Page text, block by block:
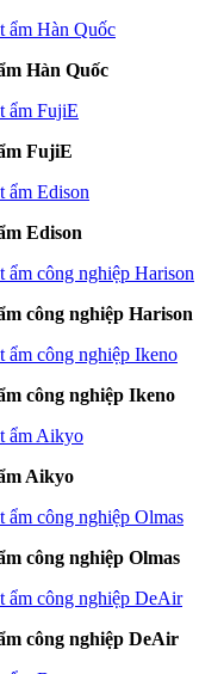
Hàn Quốc
FujiE
Edison
công nghiệp Harison
công nghiệp Ikeno
Aikyo
công nghiệp Olmas
công nghiệp DeAir